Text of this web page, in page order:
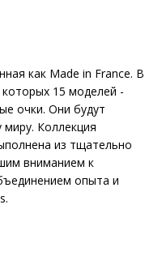
как Made in France. В
15 моделей -
очки. Они будут
Коллекция
из тщательно
вниманием к
опыта и